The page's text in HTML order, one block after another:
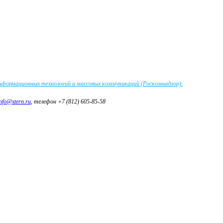
технологий и массовых коммуникаций (Роскомнадзор).
, телефон +7 (812) 605-85-58